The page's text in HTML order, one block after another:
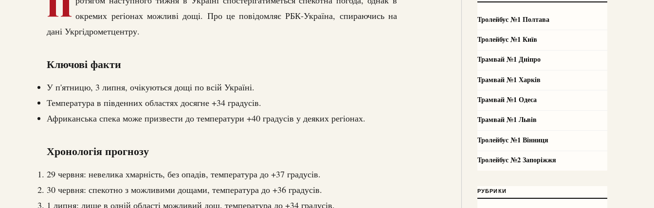
окремих регіонах можливі дощі. Про це повідомляє РБК-Україна, спираючись на
дані Укргідрометцентру.
Ключові факти
У п'ятницю, 3 липня, очікуються дощі по всій Україні.
Температура в південних областях досягне +34 градусів.
Африканська спека може призвести до температури +40 градусів у деяких регіонах.
Хронологія прогнозу
29 червня: невелика хмарність, без опадів, температура до +37 градусів.
30 червня: спекотно з можливими дощами, температура до +36 градусів.
1 липня: лише в одній області можливий дощ, температура до +34 градусів.
Тролейбус №1 Полтава
Тролейбус №1 Київ
Трамвай №1 Дніпро
Трамвай №1 Харків
Трамвай №1 Одеса
Трамвай №1 Львів
Тролейбус №1 Вінниця
Тролейбус №2 Запоріжжя
РУБРИКИ